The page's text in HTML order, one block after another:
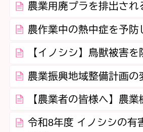
農業用廃プラを排出され
農作業中の熱中症を予防
【イノシシ】鳥獣被害を
農業振興地域整備計画の
【農業者の皆様へ】農
令和8年度 イノシシの有